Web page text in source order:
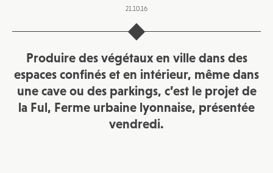
21.10.16
Produire des végétaux en ville dans des
espaces confinés et en intérieur, même dans
une cave ou des parkings, c’est le projet de
la Ful, Ferme urbaine lyonnaise, présentée
vendredi.